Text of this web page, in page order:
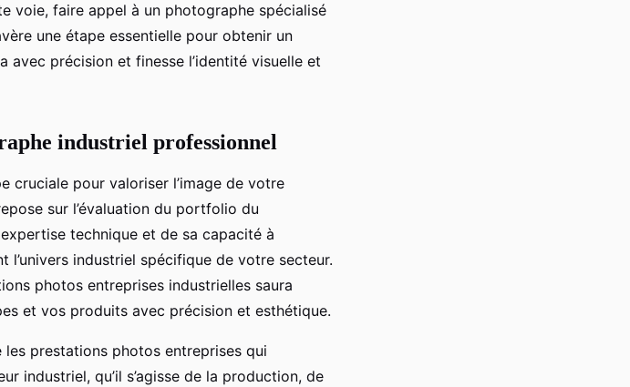
voie, faire appel à un photographe spécialisé
une étape essentielle pour obtenir un
précision et finesse l’identité visuelle et
industriel professionnel
cruciale pour valoriser l’image de votre
sur l’évaluation du portfolio du
technique et de sa capacité à
industriel spécifique de votre secteur.
photos entreprises industrielles saura
et vos produits avec précision et esthétique.
prestations photos entreprises qui
industriel, qu’il s’agisse de la production, de